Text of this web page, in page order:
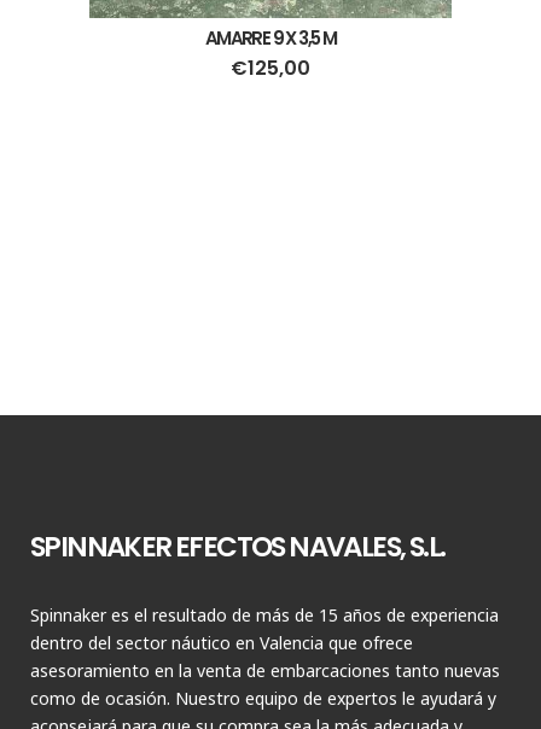
AMARRE 9 X 3,5 M
€125,00
SPINNAKER EFECTOS NAVALES, S.L.
Spinnaker es el resultado de más de 15 años de experiencia
dentro del sector náutico en Valencia que ofrece
asesoramiento en la venta de embarcaciones tanto nuevas
como de ocasión. Nuestro equipo de expertos le ayudará y